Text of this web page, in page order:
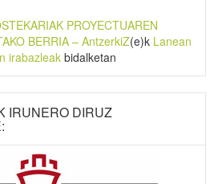
PROYECTUAREN
BERRIA – AntzerkiZ(e)k Lanean
irabazleak bidalketan
IRUNERO DIRUZ